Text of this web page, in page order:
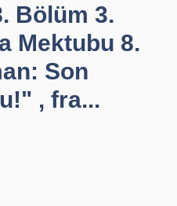
Bölüm 3.
Mektubu 8.
Son
, fra...